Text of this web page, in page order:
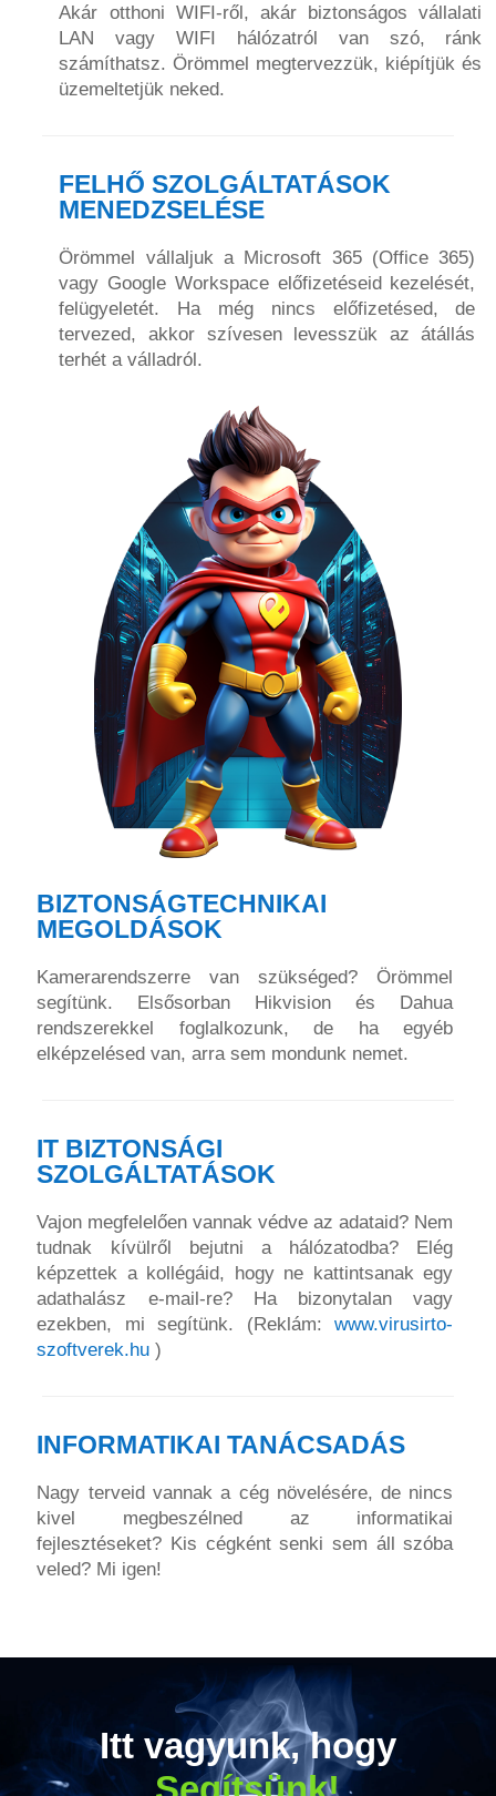
Akár otthoni WIFI-ről, akár biztonságos vállalati
LAN vagy WIFI hálózatról van szó, ránk
számíthatsz. Örömmel megtervezzük, kiépítjük és
üzemeltetjük neked.
FELHŐ SZOLGÁLTATÁSOK
MENEDZSELÉSE
Örömmel vállaljuk a Microsoft 365 (Office 365)
vagy Google Workspace előfizetéseid kezelését,
felügyeletét. Ha még nincs előfizetésed, de
tervezed, akkor szívesen levesszük az átállás
terhét a válladról.
BIZTONSÁGTECHNIKAI
MEGOLDÁSOK
Kamerarendszerre van szükséged? Örömmel
segítünk. Elsősorban Hikvision és Dahua
rendszerekkel foglalkozunk, de ha egyéb
elképzelésed van, arra sem mondunk nemet.
IT BIZTONSÁGI
SZOLGÁLTATÁSOK
Vajon megfelelően vannak védve az adataid? Nem
tudnak kívülről bejutni a hálózatodba? Elég
képzettek a kollégáid, hogy ne kattintsanak egy
adathalász e-mail-re? Ha bizonytalan vagy
ezekben, mi segítünk. (Reklám:www.virusirto-
szoftverek.hu )
INFORMATIKAI TANÁCSADÁS
Nagy terveid vannak a cég növelésére, de nincs
kivel megbeszélned az informatikai
fejlesztéseket? Kis cégként senki sem áll szóba
veled? Mi igen!
Itt vagyunk, hogy